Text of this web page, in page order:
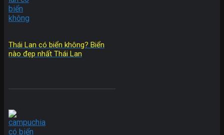
Thái Lan có biển không? Biển
nào đẹp nhất Thái Lan